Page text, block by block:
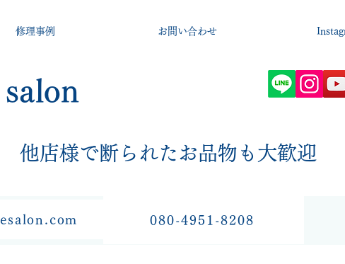
​他店様で断られたお品物も大歓迎
修理事例 お問い合わせ
080-4951-8208